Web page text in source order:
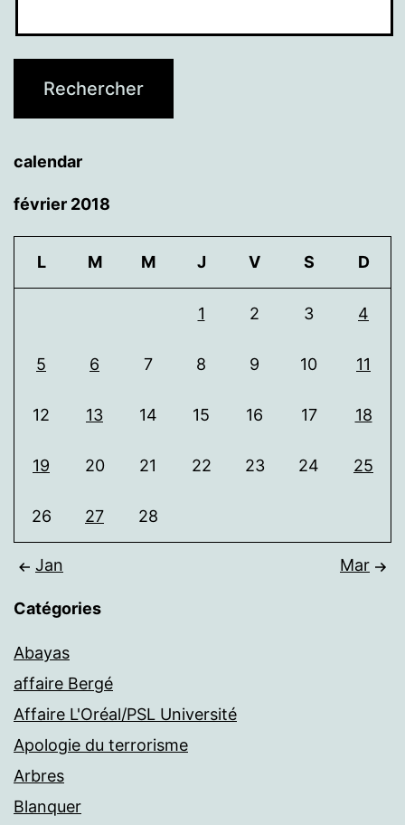
calendar
février 2018
L M M J V S D
1 2 3 4
5 6 7 8 9 10 11
12 13 14 15 16 17 18
19 20 21 22 23 24 25
26 27 28
Jan Mar
Catégories
Abayas
affaire Bergé
Affaire L'Oréal/PSL Université
Apologie du terrorisme
Arbres
Blanquer